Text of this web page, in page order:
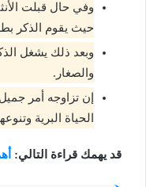
وفي حال قبلت
حيث يقوم الذكر
وبعد ذلك يشغل
والصغار.
إن تزاوجه أمر
الحياة البرية
قد يهمك قراءة التالي: